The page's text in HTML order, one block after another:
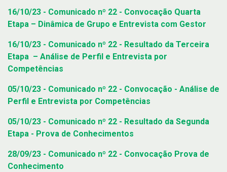
16/10/23 - Comunicado nº 22 - Convocação Quarta
Etapa – Dinâmica de Grupo e Entrevista com Gestor
16/10/23 - Comunicado nº 22 - Resultado da Terceira
Etapa – Análise de Perfil e Entrevista por
Competências
05/10/23 - Comunicado nº 22 - Convocação - Análise de
Perfil e Entrevista por Competências
05/10/23 - Comunicado nº 22 - Resultado da Segunda
Etapa - Prova de Conhecimentos
28/09/23 - Comunicado nº 22 - Convocação Prova de
Conhecimento